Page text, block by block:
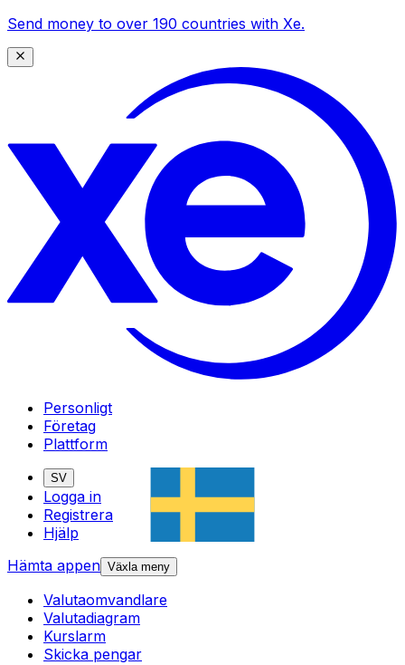
Send money to over 190 countries with Xe.
Personligt
Företag
Plattform
SV
Logga in
Registrera
Hjälp
Hämta appen Växla meny
Valutaomvandlare
Valutadiagram
Kurslarm
Skicka pengar